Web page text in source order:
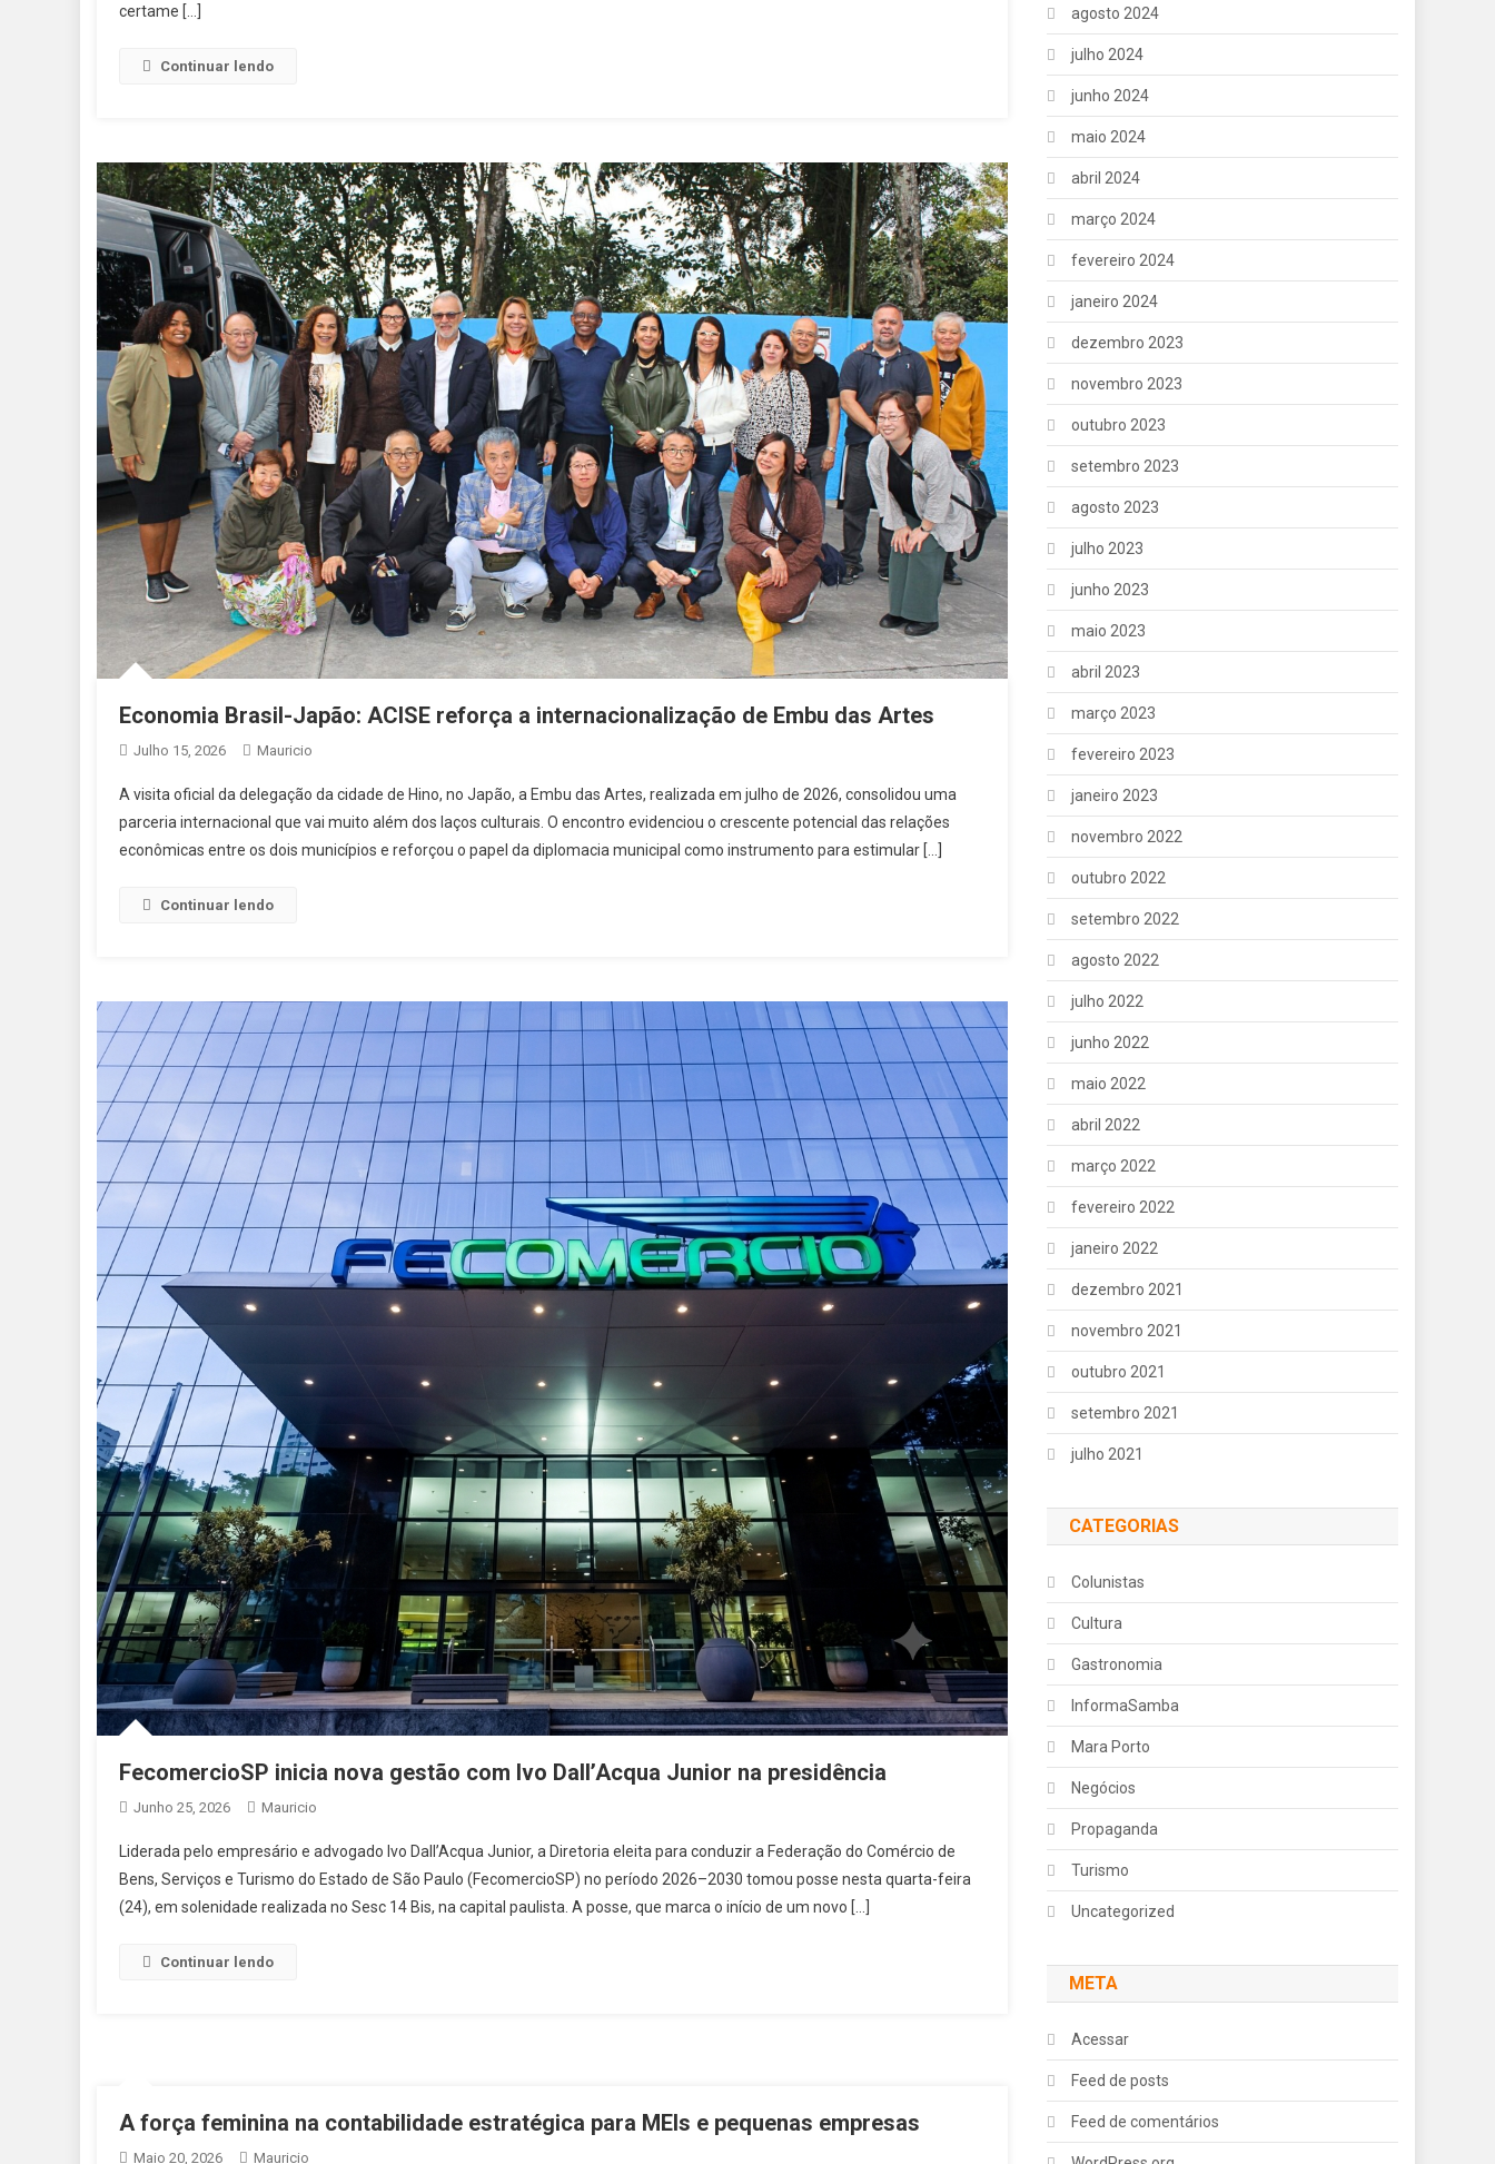
certame […]
Continuar lendo
Economia Brasil-Japão: ACISE reforça a internacionalização de Embu das Artes
Julho 15, 2026 Mauricio
A visita oficial da delegação da cidade de Hino, no Japão, a Embu das Artes, realizada em julho de 2026, consolidou uma
parceria internacional que vai muito além dos laços culturais. O encontro evidenciou o crescente potencial das relações
econômicas entre os dois municípios e reforçou o papel da diplomacia municipal como instrumento para estimular […]
Continuar lendo
FecomercioSP inicia nova gestão com Ivo Dall’Acqua Junior na presidência
Junho 25, 2026 Mauricio
Liderada pelo empresário e advogado Ivo Dall’Acqua Junior, a Diretoria eleita para conduzir a Federação do Comércio de
Bens, Serviços e Turismo do Estado de São Paulo (FecomercioSP) no período 2026–2030 tomou posse nesta quarta-feira
(24), em solenidade realizada no Sesc 14 Bis, na capital paulista. A posse, que marca o início de um novo […]
Continuar lendo
A força feminina na contabilidade estratégica para MEIs e pequenas empresas
Maio 20, 2026 Mauricio
agosto 2024
julho 2024
junho 2024
maio 2024
abril 2024
março 2024
fevereiro 2024
janeiro 2024
dezembro 2023
novembro 2023
outubro 2023
setembro 2023
agosto 2023
julho 2023
junho 2023
maio 2023
abril 2023
março 2023
fevereiro 2023
janeiro 2023
novembro 2022
outubro 2022
setembro 2022
agosto 2022
julho 2022
junho 2022
maio 2022
abril 2022
março 2022
fevereiro 2022
janeiro 2022
dezembro 2021
novembro 2021
outubro 2021
setembro 2021
julho 2021
CATEGORIAS
Colunistas
Cultura
Gastronomia
InformaSamba
Mara Porto
Negócios
Propaganda
Turismo
Uncategorized
META
Acessar
Feed de posts
Feed de comentários